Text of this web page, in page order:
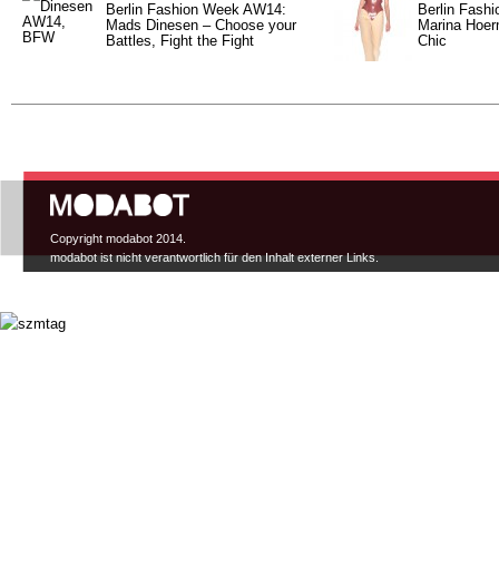
Berlin Fashion Week AW14:
Mads Dinesen – Choose your
Battles, Fight the Fight
Berlin
Marina
Chic
Hauptmenü
Copyright modabot 2014.
modabot ist nicht verantwortlich für den Inhalt externer Links.